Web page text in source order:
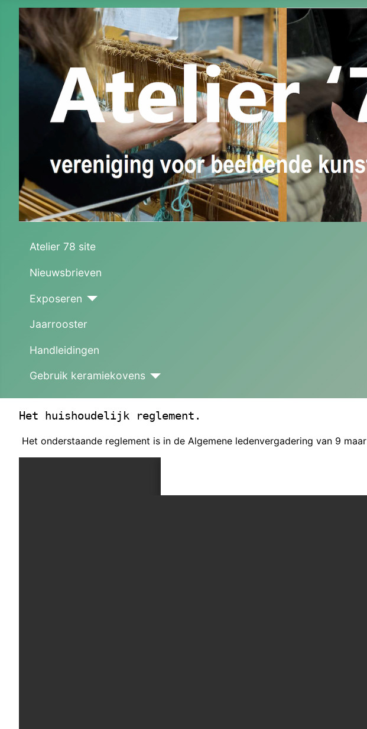
Atelier 78 site
Nieuwsbrieven
Exposeren
Jaarrooster
Handleidingen
Gebruik keramiekovens
Het huishoudelijk reglement.
Het onderstaande reglement is in de Algemene ledenvergadering van 9